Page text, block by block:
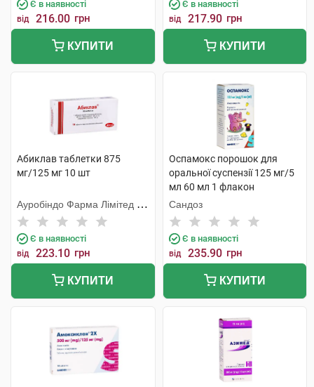
Є в наявності
від 216.00 грн
КУПИТИ
Є в наявності
від 217.90 грн
КУПИТИ
Абиклав таблетки 875
мг/125 мг 10 шт
Ауробіндо Фарма Лімітед -
Юніт ІV
Є в наявності
від 223.10 грн
КУПИТИ
Оспамокс порошок для
оральної суспензії 125 мг/5
мл 60 мл 1 флакон
Сандоз
Є в наявності
від 235.90 грн
КУПИТИ